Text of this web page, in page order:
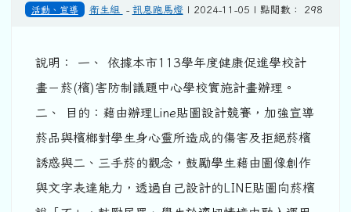
活動、宣導 衛生組 - 訊息跑馬燈| 2024-11-05 | 點閱數： 298
說明： 一、 依據本市113學年度健康促進學校計
畫－菸(檳)害防制議題中心學校實施計畫辦理。
二、 目的：藉由辦理Line貼圖設計競賽，加強宣導
菸品與檳榔對學生身心靈所造成的傷害及拒絕菸檳
誘惑與二、三手菸的觀念，鼓勵學生藉由圖像創作
與文字表達能力，透過自己設計的LINE貼圖向菸檳